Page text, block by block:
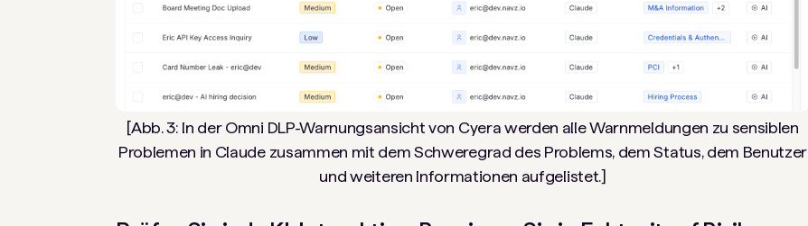
[Abb. 3: In der Omni DLP-Warnungsansicht von Cyera werden alle Warnmeldungen zu sensiblen
Problemen in Claude zusammen mit dem Schweregrad des Problems, dem Status, dem Benutzer
und weiteren Informationen aufgelistet.]